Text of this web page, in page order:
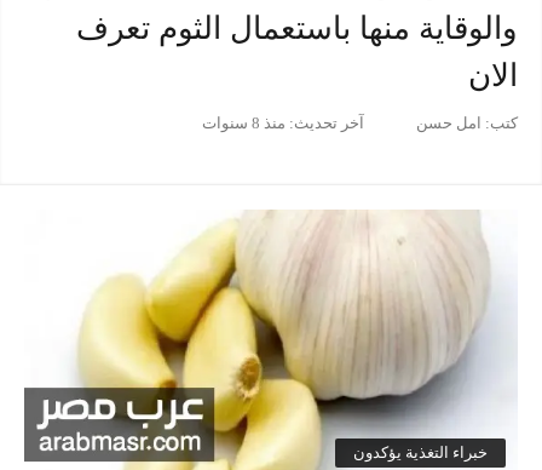
والوقاية منها باستعمال الثوم تعرف
الان
كتب: امل حسن آخر تحديث: منذ 8 سنوات
خبراء التغذية يؤكدون